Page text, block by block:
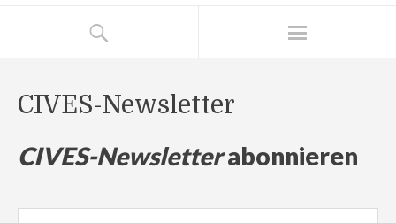
CIVES-Newsletter
CIVES-Newsletterabonnieren